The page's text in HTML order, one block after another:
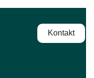
Kontakt